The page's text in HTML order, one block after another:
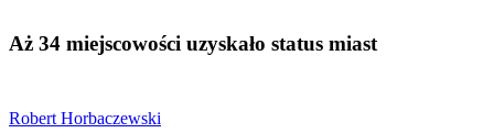
Aż 34 miejscowości uzyskało status miast
Robert Horbaczewski